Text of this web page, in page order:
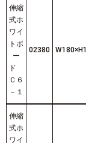
伸縮
式ホ
ワイ
トボ
ー
ド
Ｃ６
－１
02380
伸縮
式ホ
ワイ